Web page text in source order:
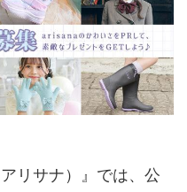
リサナ）』では、公